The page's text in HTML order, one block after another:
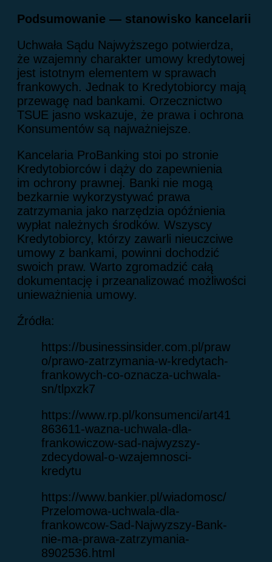
Podsumowanie — stanowisko kancelarii
Uchwała Sądu Najwyższego potwierdza,
że wzajemny charakter umowy kredytowej
jest istotnym elementem w sprawach
frankowych. Jednak to Kredytobiorcy mają
przewagę nad bankami. Orzecznictwo
TSUE jasno wskazuje, że prawa i ochrona
Konsumentów są najważniejsze.
Kancelaria ProBanking stoi po stronie
Kredytobiorców i dąży do zapewnienia
im ochrony prawnej. Banki nie mogą
bezkarnie wykorzystywać prawa
zatrzymania jako narzędzia opóźnienia
wypłat należnych środków. Wszyscy
Kredytobiorcy, którzy zawarli nieuczciwe
umowy z bankami, powinni dochodzić
swoich praw. Warto zgromadzić całą
dokumentację i przeanalizować możliwości
unieważnienia umowy.
Źródła:
https://businessinsider.com.pl/praw
o/prawo-zatrzymania-w-kredytach-
frankowych-co-oznacza-uchwala-
sn/tlpxzk7
https://www.rp.pl/konsumenci/art41
863611-wazna-uchwala-dla-
frankowiczow-sad-najwyzszy-
zdecydowal-o-wzajemnosci-
kredytu
https://www.bankier.pl/wiadomosc/
Przelomowa-uchwala-dla-
frankowcow-Sad-Najwyzszy-Bank-
nie-ma-prawa-zatrzymania-
8902536.html